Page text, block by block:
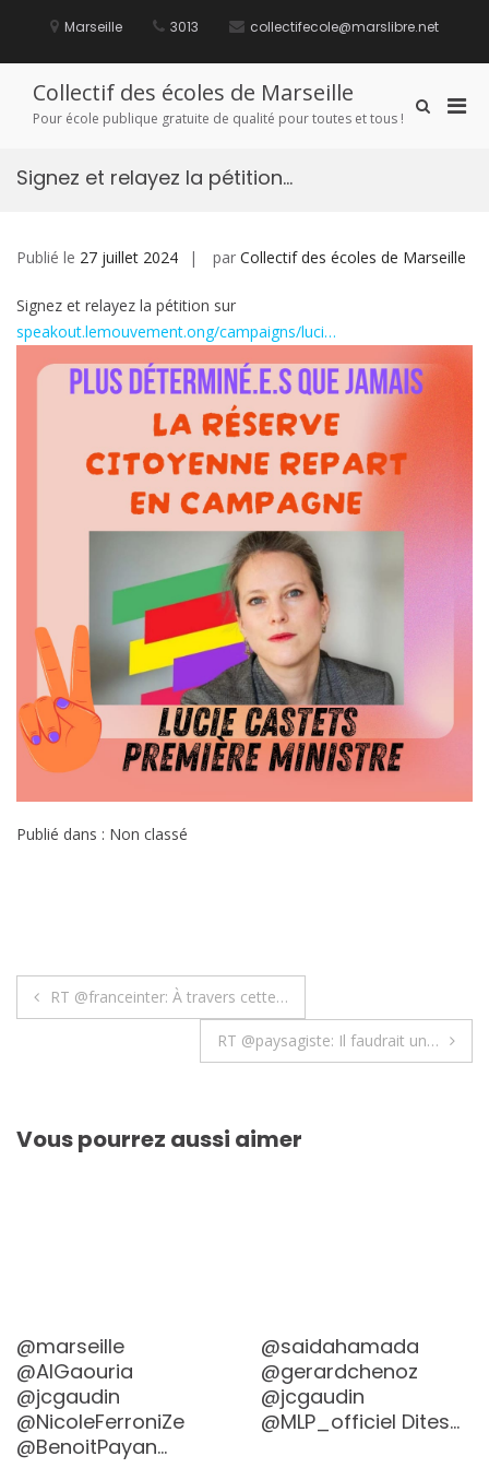
Marseille 3013 collectifecole@marslibre.net
Collectif des écoles de Marseille
Pour école publique gratuite de qualité pour toutes et tous !
Afficher
Signez et relayez la pétition…
Publié le 27 juillet 2024 par Collectif des écoles de Marseille
Signez et relayez la pétition sur
speakout.lemouvement.ong/campaigns/luci…
Publié dans : Non classé
Navigation
RT @franceinter: À travers cette…
RT @paysagiste: Il faudrait un…
Vous pourrez aussi aimer
@marseille
@AlGaouria
@jcgaudin
@NicoleFerroniZe
@BenoitPayan…
@saidahamada
@gerardchenoz
@jcgaudin
@MLP_officiel Dites…